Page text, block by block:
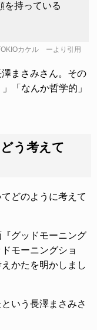
を持っている
カケルーより引用
まさみさん。その
「なんか哲学的」
う考えて
どのように考えて
グッドモーニング
モーニングショ
かたを明かしまし
いう長澤まさみさ